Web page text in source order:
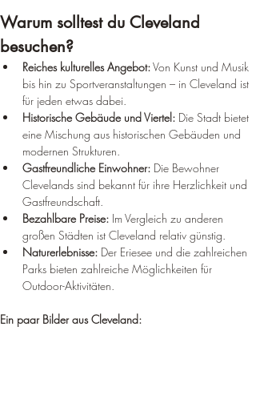
Warum solltest du Cleveland
besuchen?
Reiches kulturelles Angebot: Von Kunst und Musik
bis hin zu Sportveranstaltungen – in Cleveland ist
für jeden etwas dabei.
Historische Gebäude und Viertel: Die Stadt bietet
eine Mischung aus historischen Gebäuden und
modernen Strukturen.
Gastfreundliche Einwohner: Die Bewohner
Clevelands sind bekannt für ihre Herzlichkeit und
Gastfreundschaft.
Bezahlbare Preise: Im Vergleich zu anderen
großen Städten ist Cleveland relativ günstig.
Naturerlebnisse: Der Eriesee und die zahlreichen
Parks bieten zahlreiche Möglichkeiten für
Outdoor-Aktivitäten.
Ein paar Bilder aus Cleveland: